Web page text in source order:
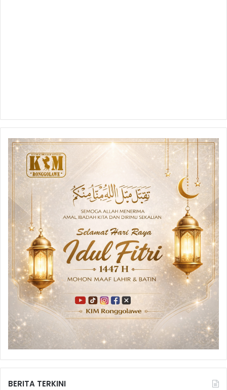
BERITA TERKINI